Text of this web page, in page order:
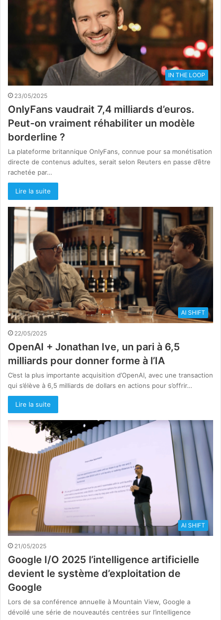
IN THE LOOP
23/05/2025
OnlyFans vaudrait 7,4 milliards d’euros.
Peut-on vraiment réhabiliter un modèle
borderline ?
La plateforme britannique OnlyFans, connue pour sa monétisation
directe de contenus adultes, serait selon Reuters en passe d’être
rachetée par…
Lire la suite
AI SHIFT
22/05/2025
OpenAI + Jonathan Ive, un pari à 6,5
milliards pour donner forme à l’IA
C’est la plus importante acquisition d’OpenAI, avec une transaction
qui s’élève à 6,5 milliards de dollars en actions pour s’offrir…
Lire la suite
AI SHIFT
21/05/2025
Google I/O 2025 l’intelligence artificielle
devient le système d’exploitation de
Google
Lors de sa conférence annuelle à Mountain View, Google a
dévoilé une série de nouveautés centrées sur l’intelligence